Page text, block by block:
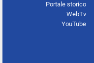
Portale storico
WebTv
YouTube